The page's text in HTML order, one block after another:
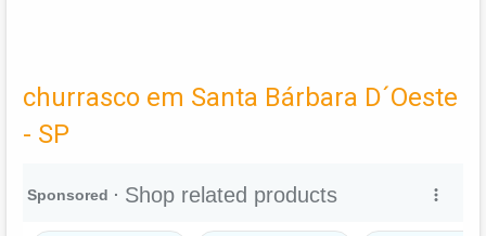
churrasco em Santa Bárbara D´Oeste
- SP